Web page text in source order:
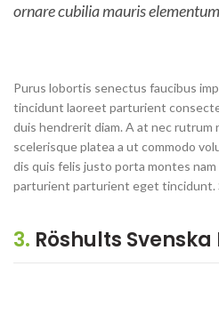
ornare cubilia mauris
Purus lobortis senectus faucibus
tincidunt laoreet parturient
duis hendrerit diam. A at nec rutrum
scelerisque platea a ut commodo
dis quis felis justo porta montes
parturient parturient eget tincidunt.
3. Röshults